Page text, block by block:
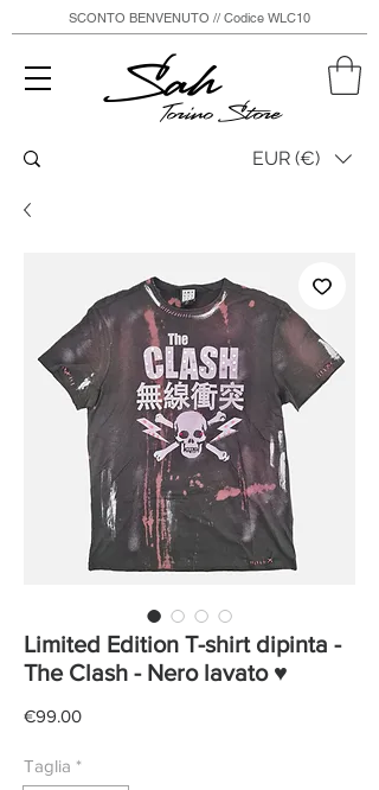
Sah
Torino Store
SCONTO BENVENUTO // Codice WLC10
EUR (€)
Limited Edition T-shirt dipinta -
The Clash - Nero lavato ♥
€99.00Price
Taglia *